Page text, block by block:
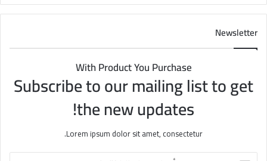
Newsletter
With Product You Purchase
Subscribe to our mailing list to get
the new updates!
Lorem ipsum dolor sit amet, consectetur.